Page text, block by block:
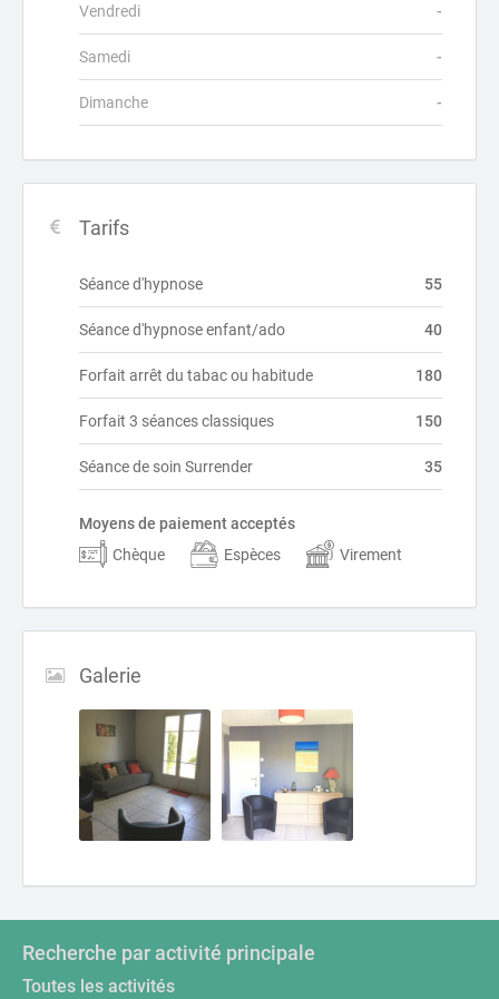
Vendredi -
Samedi -
Dimanche -
Tarifs
Séance d'hypnose 55
Séance d'hypnose enfant/ado 40
Forfait arrêt du tabac ou habitude 180
Forfait 3 séances classiques 150
Séance de soin Surrender 35
Moyens de paiement acceptés
Chèque
Espèces Virement
Galerie
Recherche par activité principale
Toutes les activités